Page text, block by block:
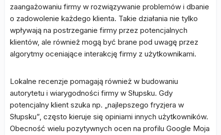
zaangażowaniu firmy w rozwiązywanie problemów i dbanie
o zadowolenie każdego klienta. Takie działania nie tylko
wpływają na postrzeganie firmy przez potencjalnych
klientów, ale również mogą być brane pod uwagę przez
algorytmy oceniające interakcję firmy z użytkownikami.
Lokalne recenzje pomagają również w budowaniu
autorytetu i wiarygodności firmy w Słupsku. Gdy
potencjalny klient szuka np. „najlepszego fryzjera w
Słupsku”, często kieruje się opiniami innych użytkowników.
Obecność wielu pozytywnych ocen na profilu Google Moja